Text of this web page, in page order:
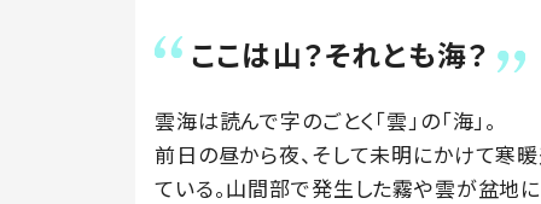
ここは山？それとも海？
雲海は読んで字のごとく「雲」の「海」。
前日の昼から夜、そして未明にかけて寒
ている。山間部で発生した霧や雲が盆地